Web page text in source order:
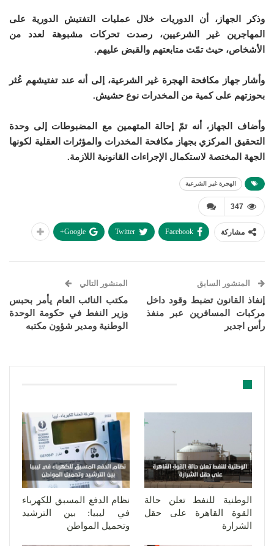
وذكر الجهاز، أن الدوريات خلال عمليات التفتيش الدورية على
المهاجرين غير الشرعيين، رصدت تحركات مشبوهة لعدد من
الأشخاص، حيث تمّت متابعتهم والقبض عليهم.
وأشار جهاز مكافحة الهجرة غير الشرعية، إلى أنه عند تفتيشهم عُثر
بحوزتهم على كمية من المخدرات نوع حشيش.
وأضاف الجهاز، أنه تمّ إحالة المتهمين مع المضبوطات إلى وحدة
التحقيق المركزي بجهاز مكافحة المخدرات والمؤثرات العقلية لكونها
الجهة المختصة لاستكمال الإجراءات القانونية اللازمة.
الهجرة غير الشرعية
347
مشاركة Facebook
Twitter
Google+
المنشور السابق
إنفاذ القانون تضبط وقود داخل
مركبات المسافرين عبر منفذ
رأس اجدير
المنشور التالي
مكتب النائب العام يأمر بحبس
وزير النفط في حكومة الوحدة
الوطنية ومدير شؤون مكتبه
الوطنية للنفط تعلن حالة
القوة القاهرة على حقل
الشرارة
نظام الدفع المسبق للكهرباء
في ليبيا: بين الترشيد
وتحميل المواطن